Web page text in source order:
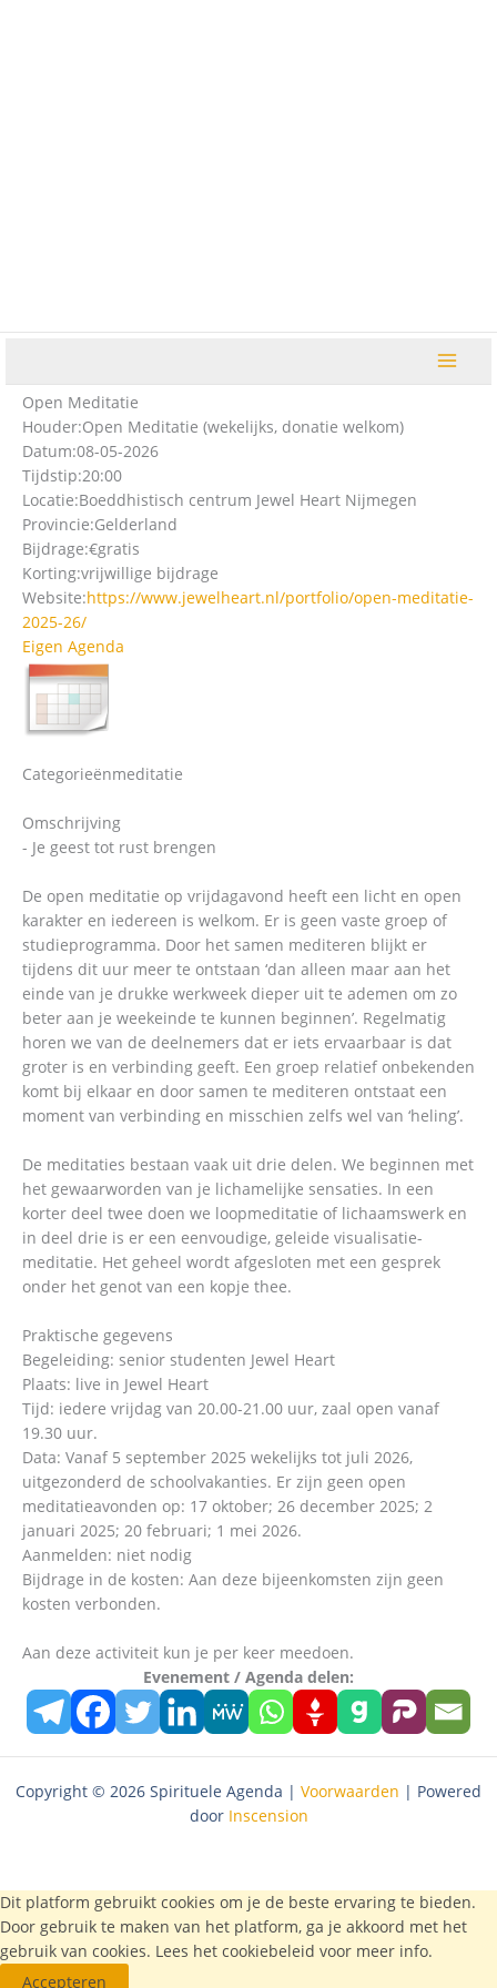
Open Meditatie
Houder:Open Meditatie (wekelijks, donatie welkom)
Datum:08-05-2026
Tijdstip:20:00
Locatie:Boeddhistisch centrum Jewel Heart Nijmegen
Provincie:Gelderland
Bijdrage:€gratis
Korting:vrijwillige bijdrage
Website:https://www.jewelheart.nl/portfolio/open-meditatie-
2025-26/
Eigen Agenda
Categorieënmeditatie
Omschrijving
- Je geest tot rust brengen
De open meditatie op vrijdagavond heeft een licht en open
karakter en iedereen is welkom. Er is geen vaste groep of
studieprogramma. Door het samen mediteren blijkt er
tijdens dit uur meer te ontstaan ‘dan alleen maar aan het
einde van je drukke werkweek dieper uit te ademen om zo
beter aan je weekeinde te kunnen beginnen’. Regelmatig
horen we van de deelnemers dat er iets ervaarbaar is dat
groter is en verbinding geeft. Een groep relatief onbekenden
komt bij elkaar en door samen te mediteren ontstaat een
moment van verbinding en misschien zelfs wel van ‘heling’.
De meditaties bestaan vaak uit drie delen. We beginnen met
het gewaarworden van je lichamelijke sensaties. In een
korter deel twee doen we loopmeditatie of lichaamswerk en
in deel drie is er een eenvoudige, geleide visualisatie-
meditatie. Het geheel wordt afgesloten met een gesprek
onder het genot van een kopje thee.
Praktische gegevens
Begeleiding: senior studenten Jewel Heart
Plaats: live in Jewel Heart
Tijd: iedere vrijdag van 20.00-21.00 uur, zaal open vanaf
19.30 uur.
Data: Vanaf 5 september 2025 wekelijks tot juli 2026,
uitgezonderd de schoolvakanties. Er zijn geen open
meditatieavonden op: 17 oktober; 26 december 2025; 2
januari 2025; 20 februari; 1 mei 2026.
Aanmelden: niet nodig
Bijdrage in de kosten: Aan deze bijeenkomsten zijn geen
kosten verbonden.
Aan deze activiteit kun je per keer meedoen.
Evenement / Agenda delen:
Copyright © 2026 Spirituele Agenda | Voorwaarden | Powered
door Inscension
Dit platform gebruikt cookies om je de beste ervaring te bieden.
Door gebruik te maken van het platform, ga je akkoord met het
gebruik van cookies. Lees het cookiebeleid voor meer info.
Accepteren